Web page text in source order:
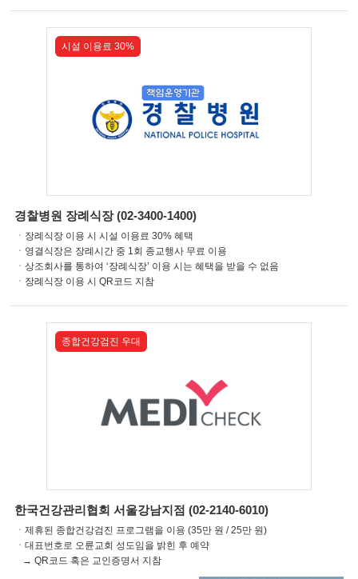
시설 이용료 30%
경찰병원 장례식장 (02-3400-1400)
ㆍ장례식장 이용 시 시설 이용료 30% 혜택
ㆍ영결식장은 장례시간 중 1회 종교행사 무료 이용
ㆍ상조회사를 통하여 ‘장례식장’ 이용 시는 혜택을 받을 수 없음
ㆍ장례식장 이용 시 QR코드 지참
종합건강검진 우대
한국건강관리협회 서울강남지점 (02-2140-6010)
ㆍ제휴된 종합건강검진 프로그램을 이용 (35만 원 / 25만 원)
ㆍ대표번호로 오륜교회 성도임을 밝힌 후 예약
→ QR코드 혹은 교인증명서 지참